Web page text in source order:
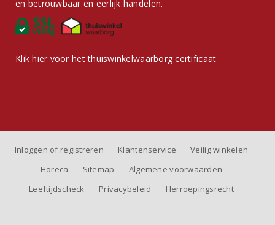
en betrouwbaar en eerlijk handelen.
Klik hier voor het thuiswinkelwaarborg certificaat
Inloggen of registreren Klantenservice
Veilig winkelen
Horeca
Sitemap
Algemene voorwaarden
Leeftijdscheck
Privacybeleid Herroepingsrecht